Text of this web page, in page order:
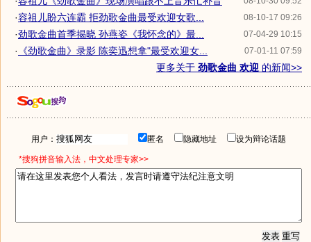
08-10-17 09:26
·容祖儿盼六连霸 拒劲歌金曲最受欢迎女歌...
07-04-29 10:15
·劲歌金曲首季揭晓 孙燕姿《我怀念的》最...
07-01-11 07:59
·
《劲歌金曲》录影 陈奕迅想拿"最受欢迎女...
更多关于 劲歌金曲 欢迎 的新闻>>
用户： 匿名 隐藏地址 设为辩论话题
*搜狗拼音输入法，中文处理专家>>